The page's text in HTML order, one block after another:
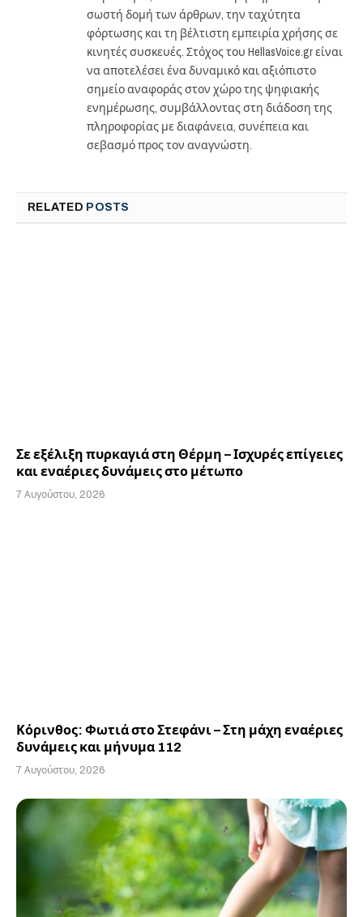
σωστή δομή των άρθρων, την ταχύτητα
φόρτωσης και τη βέλτιστη εμπειρία χρήσης σε
κινητές συσκευές. Στόχος του HellasVoice.gr είναι
να αποτελέσει ένα δυναμικό και αξιόπιστο
σημείο αναφοράς στον χώρο της ψηφιακής
ενημέρωσης, συμβάλλοντας στη διάδοση της
πληροφορίας με διαφάνεια, συνέπεια και
σεβασμό προς τον αναγνώστη.
RELATED POSTS
Σε εξέλιξη πυρκαγιά στη Θέρμη – Ισχυρές επίγειες
και εναέριες δυνάμεις στο μέτωπο
7 Αυγούστου, 2026
Κόρινθος: Φωτιά στο Στεφάνι – Στη μάχη εναέριες
δυνάμεις και μήνυμα 112
7 Αυγούστου, 2026